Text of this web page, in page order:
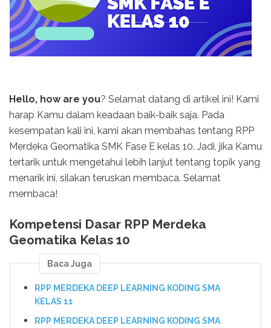
Hello, how are you? Selamat datang di artikel ini! Kami
harap Kamu dalam keadaan baik-baik saja. Pada
kesempatan kali ini, kami akan membahas tentang RPP
Merdeka Geomatika SMK Fase E kelas 10. Jadi, jika Kamu
tertarik untuk mengetahui lebih lanjut tentang topik yang
menarik ini, silakan teruskan membaca. Selamat
membaca!
Kompetensi Dasar RPP Merdeka
Geomatika Kelas 10
Baca Juga
RPP MERDEKA DEEP LEARNING KODING SMA
KELAS 11
RPP MERDEKA DEEP LEARNING KODING SMA